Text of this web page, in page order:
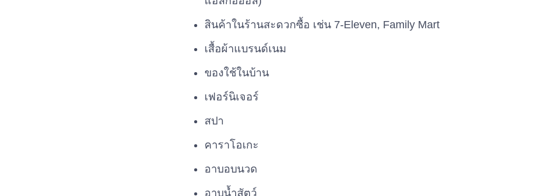
สินค้าในร้านสะดวกซื้อ เช่น 7-Eleven, Family Mart
เสื้อผ้าแบรนด์เนม
ของใช้ในบ้าน
เฟอร์นิเจอร์
สปา
คาราโอเกะ
อาบอบนวด
อาบน้ำสัตว์